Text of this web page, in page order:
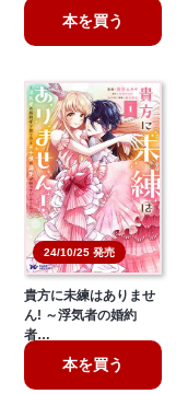
本を買う
24/10/25 発売
貴方に未練はありませ
ん! ～浮気者の婚約
者…
本を買う